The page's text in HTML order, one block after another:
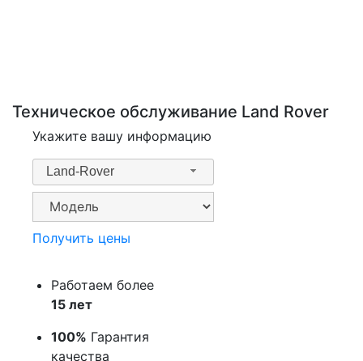
Техническое обслуживание Land Rover
Укажите вашу информацию
Land-Rover
Получить цены
Работаем более
15 лет
100% Гарантия
качества